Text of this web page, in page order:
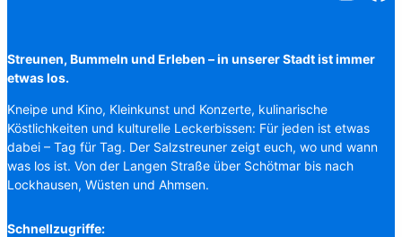
Streunen, Bummeln und Erleben – in unserer Stadt ist immer
etwas los.
Kneipe und Kino, Kleinkunst und Konzerte, kulinarische
Köstlichkeiten und kulturelle Leckerbissen: Für jeden ist etwas
dabei – Tag für Tag. Der Salzstreuner zeigt euch, wo und wann
was los ist. Von der Langen Straße über Schötmar bis nach
Lockhausen, Wüsten und Ahmsen.
Schnellzugriffe: